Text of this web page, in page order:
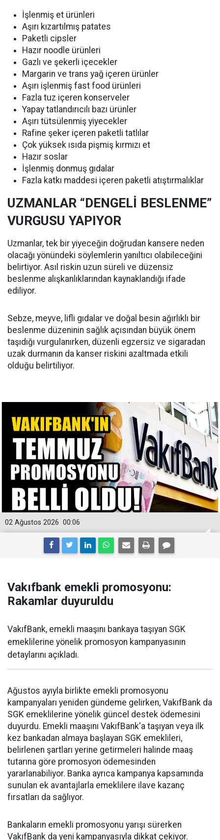
İşlenmiş et ürünleri
Aşırı kızartılmış patates
Paketli cipsler
Hazır noodle ürünleri
Gazlı ve şekerli içecekler
Margarin ve trans yağ içeren ürünler
Aşırı işlenmiş fast food ürünleri
Fazla tuz içeren konserveler
Yapay tatlandırıcılı bazı ürünler
Aşırı tütsülenmiş yiyecekler
Rafine şeker içeren paketli tatlılar
Çok yüksek ısıda pişmiş kırmızı et
Hazır soslar
İşlenmiş donmuş gıdalar
Fazla katkı maddesi içeren paketli atıştırmalıklar
UZMANLAR “DENGELİ BESLENME”
VURGUSU YAPIYOR
Uzmanlar, tek bir yiyeceğin doğrudan kansere neden
olacağı yönündeki söylemlerin yanıltıcı olabileceğini
belirtiyor. Asıl riskin uzun süreli ve düzensiz
beslenme alışkanlıklarından kaynaklandığı ifade
ediliyor.
Sebze, meyve, lifli gıdalar ve doğal besin ağırlıklı bir
beslenme düzeninin sağlık açısından büyük önem
taşıdığı vurgulanırken, düzenli egzersiz ve sigaradan
uzak durmanın da kanser riskini azaltmada etkili
olduğu belirtiliyor.
00:06
02 Ağustos 2026
Vakıfbank emekli promosyonu:
Rakamlar duyuruldu
VakıfBank, emekli maaşını bankaya taşıyan SGK
emeklilerine yönelik promosyon kampanyasının
detaylarını açıkladı.
Ağustos ayıyla birlikte emekli promosyonu
kampanyaları yeniden gündeme gelirken, VakıfBank da
SGK emeklilerine yönelik güncel destek ödemesini
duyurdu. Emekli maaşını VakıfBank'a taşıyan veya ilk
kez bankadan almaya başlayan SGK emeklileri,
belirlenen şartları yerine getirmeleri halinde maaş
tutarına göre promosyon ödemesinden
yararlanabiliyor. Banka ayrıca kampanya kapsamında
sunulan ek avantajlarla emeklilere ilave kazanç
fırsatları da sağlıyor.
Bankaların emekli promosyonu yarışı sürerken
VakıfBank da yeni kampanyasıyla dikkat çekiyor.